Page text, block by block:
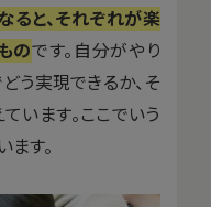
ると、それぞれが楽
のです。自分がやり
う実現できるか、そ
います。ここでいう
す。